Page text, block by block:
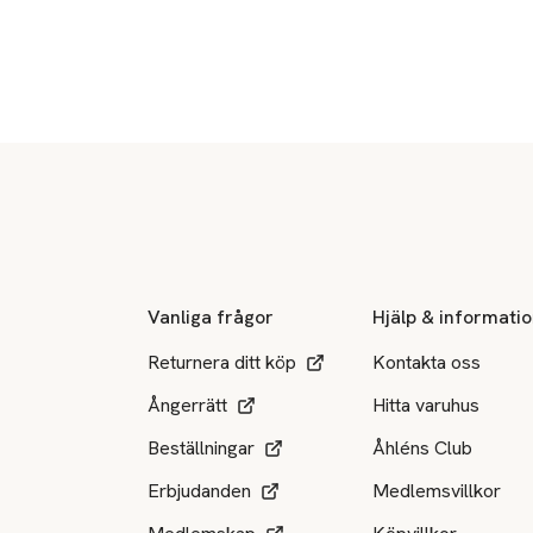
Vanliga frågor
Returnera ditt köp
Ångerrätt
Beställningar
Erbjudanden
Hjälp &
Kontakta oss
Hitta varuhus
Åhléns Club
Medlemsvillkor